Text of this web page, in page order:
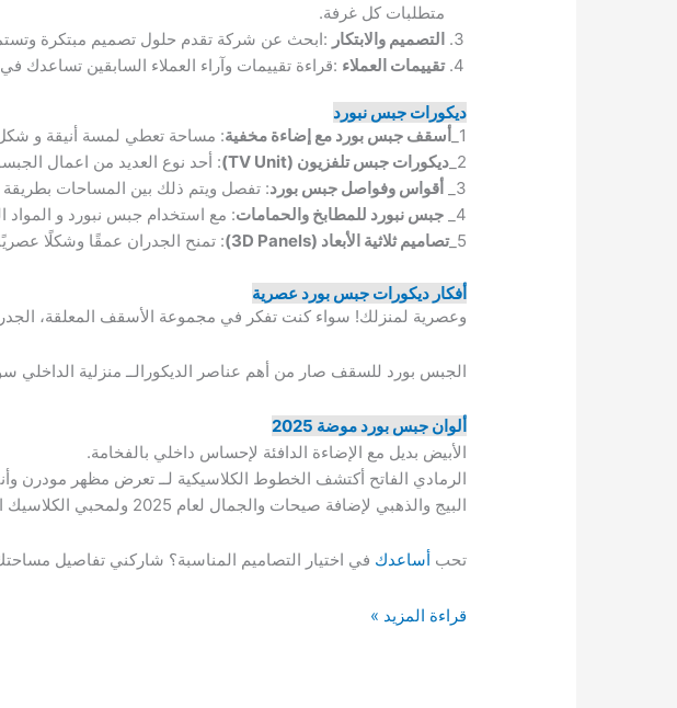
متطلبات كل غرفة.
التصميم والابتكار :ابحث عن شركة تقدم حلول تصميم مبتكرة
تقييمات العملاء :قراءة تقييمات وآراء العملاء السابقين تساعدك
ديكورات جبس نبورد
1_
أسقف جبس بورد مع إضاءة مخفية: مساحة تعطي لمسة أنيقة و
2_ ديكورات جبس تلفزيون (TV Unit)
: أحد نوع العديد من اعمال
3_
أقواس وفواصل جبس بورد: تفصل ويتم ذلك بين المساحات بطريقة
4_
جبس نبورد للمطابخ والحمامات: مع استخدام جبس نبورد و المواد
5_ تصاميم ثلاثية الأبعاد (3D Panels) : تمنح الجدران عمقًا وشكلًا
أفكار ديكورات جبس بورد عصرية
وعصرية لمنزلك! سواء كنت تفكر في مجموعة الأسقف المعلقة،
الجبس بورد للسقف صار من أهم عناصر الديكورالــ منزلية
ألوان جبس بورد موضة 2025
الأبيض بديل مع الإضاءة الدافئة لإحساس داخلي بالفخامة.
الرمادي الفاتح أكتشف الخطوط الكلاسيكية لــ تعرض مظهر مودرن
البيج والذهبي لإضافة صيحات والجمال لعام 2025 ولمحبي الكلاسيك الفاخر.
تحب أساعدك في اختيار التصاميم المناسبة؟ شاركني تفاصيل
جبس
قراءة المزيد »